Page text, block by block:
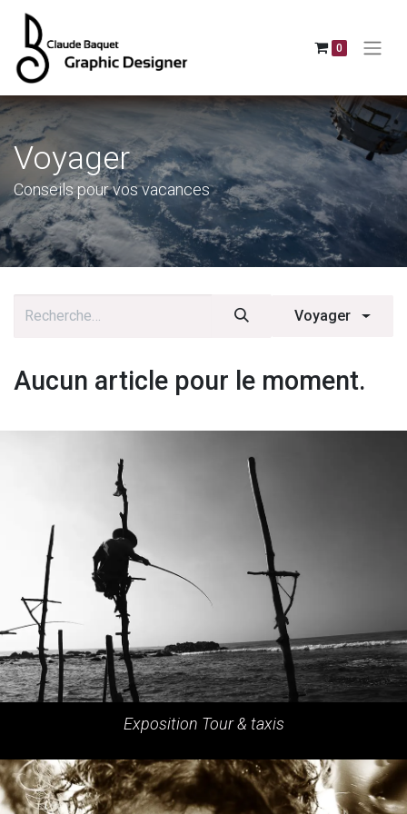
0
Voyager
Conseils pour vos vacances
Voyager
Aucun article pour le moment.
Exposition Tour & taxis